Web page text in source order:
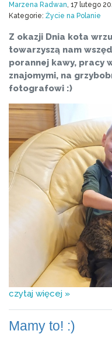
Marzena Radwan, 17 lutego
Kategorie: Życie na Polanie
Z okazji Dnia kota
towarzyszą nam
porannej kawy, pracy
znajomymi, na
fotografowi :)
czytaj więcej »
Mamy to! :)